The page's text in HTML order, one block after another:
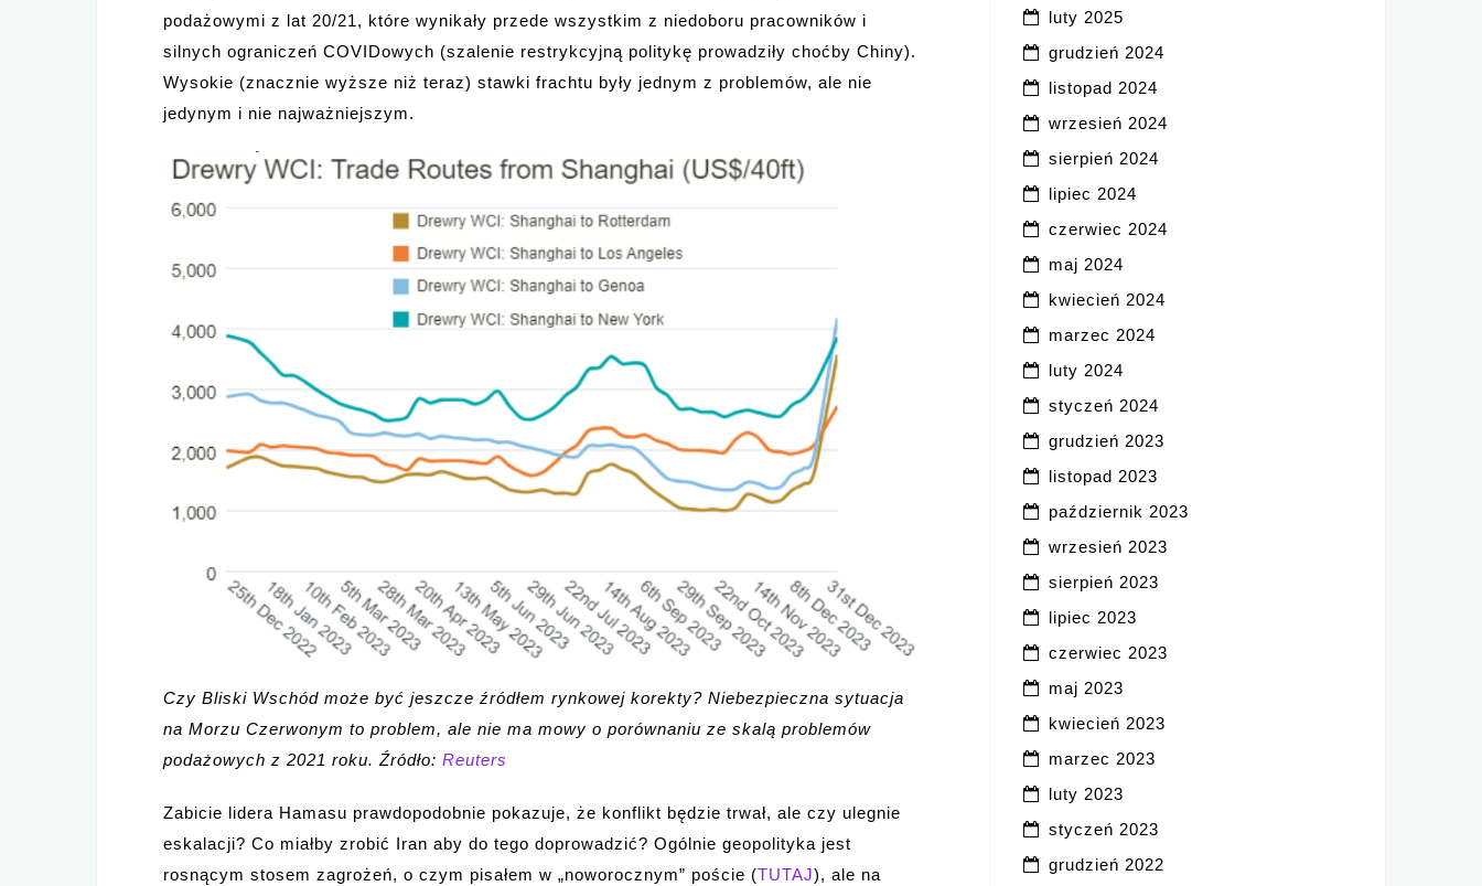
podażowymi z lat 20/21, które wynikały przede wszystkim z niedoboru pracowników i
silnych ograniczeń COVIDowych (szalenie restrykcyjną politykę prowadziły choćby Chiny).
Wysokie (znacznie wyższe niż teraz) stawki frachtu były jednym z problemów, ale nie
jedynym i nie najważniejszym.
Czy Bliski Wschód może być jeszcze źródłem rynkowej korekty? Niebezpieczna sytuacja
na Morzu Czerwonym to problem, ale nie ma mowy o porównaniu ze skalą problemów
podażowych z 2021 roku. Źródło: Reuters
Zabicie lidera Hamasu prawdopodobnie pokazuje, że konflikt będzie trwał, ale czy ulegnie
eskalacji? Co miałby zrobić Iran aby do tego doprowadzić? Ogólnie geopolityka jest
rosnącym stosem zagrożeń, o czym pisałem w „noworocznym” poście (TUTAJ), ale na
luty 2025
grudzień 2024
listopad 2024
wrzesień 2024
sierpień 2024
lipiec 2024
czerwiec 2024
maj 2024
kwiecień 2024
marzec 2024
luty 2024
styczeń 2024
grudzień 2023
listopad 2023
październik 2023
wrzesień 2023
sierpień 2023
lipiec 2023
czerwiec 2023
maj 2023
kwiecień 2023
marzec 2023
luty 2023
styczeń 2023
grudzień 2022